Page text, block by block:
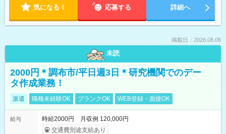
気になる！ 応募する 詳細へ
掲載日：2026.08.06
未読
2000円＊調布市/平日週3日＊研究機関でのデー
タ作成業務！
派遣 職種未経験OK ブランクOK WEB登録・面接OK
給与
時給2000円 月収例 120,000円
交通費別途支給あり